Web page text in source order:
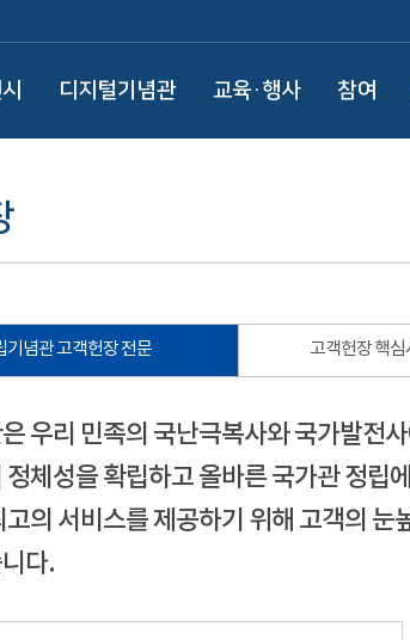
디지털기념관 교육·행사 참여
기념관 고객헌장 전문 고객헌장 핵심
우리 민족의 국난극복사와 국가발전
정체성을 확립하고 올바른 국가관 정립
의 서비스를 제공하기 위해 고객의 눈
다.